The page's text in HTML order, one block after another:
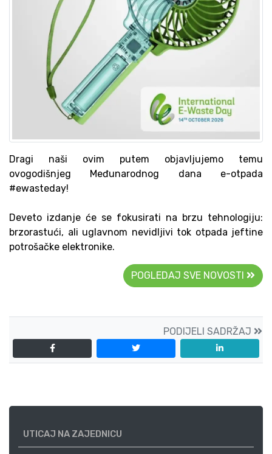
Dragi naši ovim putem objavljujemo temu
ovogodišnjeg Međunarodnog dana e-otpada
#ewasteday!
Deveto izdanje će se fokusirati na brzu tehnologiju:
brzorastući, ali uglavnom nevidljivi tok otpada jeftine
potrošačke elektronike.
POGLEDAJ SVE NOVOSTI
PODIJELI SADRŽAJ
UTICAJ NA ZAJEDNICU